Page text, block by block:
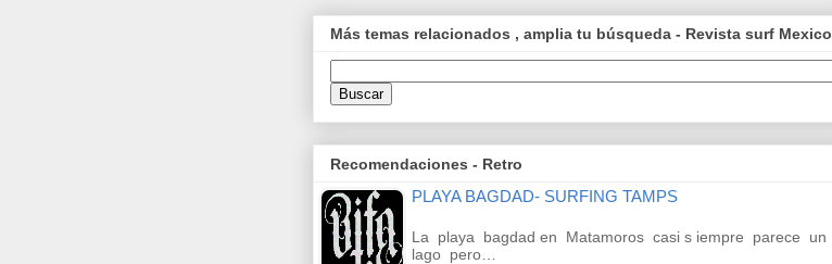
Más temas relacionados , amplia tu búsqueda - Revista surf Mexico
Recomendaciones - Retro
PLAYA BAGDAD- SURFING TAMPS
La playa bagdad en Matamoros casi s iempre parece un
lago pero…